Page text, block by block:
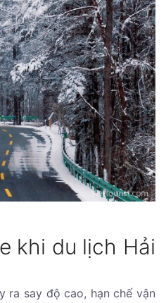
khi du lịch Hải
ra say độ cao, hạn chế vận